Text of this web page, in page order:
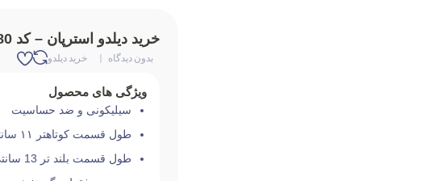
خرید دیلدو استرپان – کد 80
بدون دیدگاه خرید دیلدو
ویژگی های محصول
سیلیکونی و ضد حساسیت
طول قسمت کوتاهتر ۱۱ سانتی متر‌
طول قسمت بلند تر 13 سانتی متر